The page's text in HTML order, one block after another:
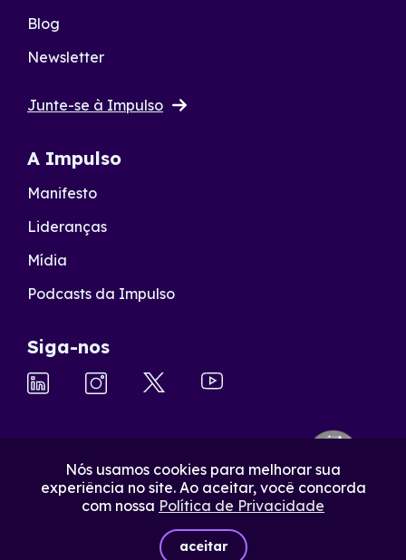
Nós usamos cookies para melhorar sua
experiência no site. Ao aceitar, você concorda
com nossa Política de Privacidade
aceitar
Blog
Newsletter
Junte-se à Impulso
A Impulso
Manifesto
Lideranças
Mídia
Podcasts da Impulso
Siga-nos